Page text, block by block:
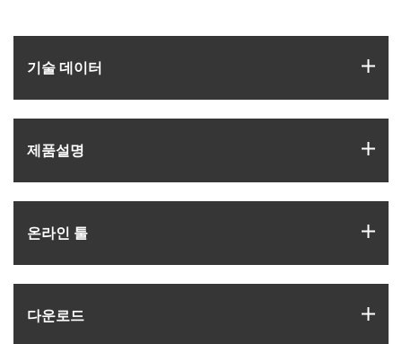
기술 데이터
제품­설명
온라인 툴
다운로드